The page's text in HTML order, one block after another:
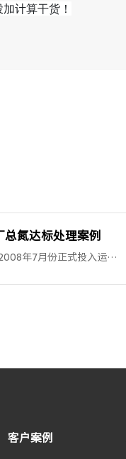
计算干货！
氮达标处理案例
年7月份正式投入运
行《城镇污水处理厂污
客户案例